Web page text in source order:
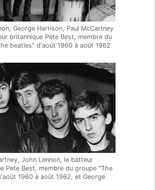
George Harrison, Paul McCartney
britannique Pete Best, membre du
beatles" d'août 1960 à août 1962
John Lennon, le batteur
Pete Best, membre du groupe "The
1960 à août 1962, et George